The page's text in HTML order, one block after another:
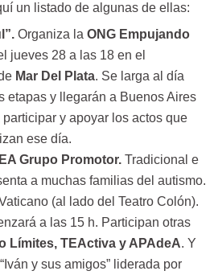
un listado de algunas de ellas:
Organiza laONG Empujando
jueves 28 a las 18 en el
Mar Del Plata. Se larga al día
etapas y llegarán a Buenos Aires
y apoyar los actos que
ese día.
Grupo Promotor.Tradicional e
a muchas familias del autismo.
(al lado del Teatro Colón).
a las 15 h. Participan otras
Límites, TEActiva y APAdeA. Y
y sus amigos” liderada por